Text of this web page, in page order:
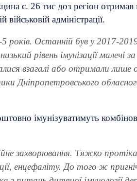
є. 26 тис доз регіон
адміністрації.
років. Останній був у 2017-
рівень імунізації
взагалі або отримали
Дніпропетровського
імунізуватимуть
захворювання. Тяжко
енцефаліту. До того ж